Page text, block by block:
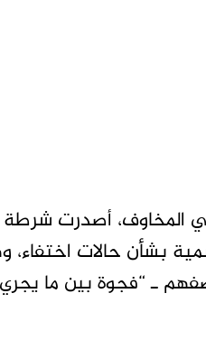
المخاوف، أصدرت شرطة
بشأن حالات
ـ “فجوة بين ما يجري